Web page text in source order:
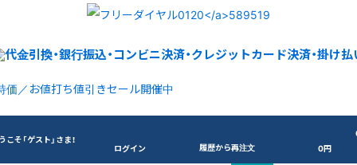
価／お値打ち値引きセール開催中
こそ「ゲスト」さま！
ログイン 履歴から再注文
0円